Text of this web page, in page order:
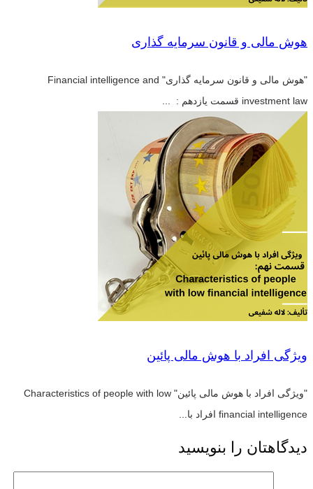
هوش مالی و قانون سرمایه گذاری
"هوش مالی و قانون سرمایه گذاری" Financial intelligence and
investment law قسمت یازدهم : ...
ویژگی افراد با هوش مالی پائین
"ویژگی افراد با هوش مالی پائین" Characteristics of people with low
financial intelligence افراد با...
دیدگاهتان را بنویسید